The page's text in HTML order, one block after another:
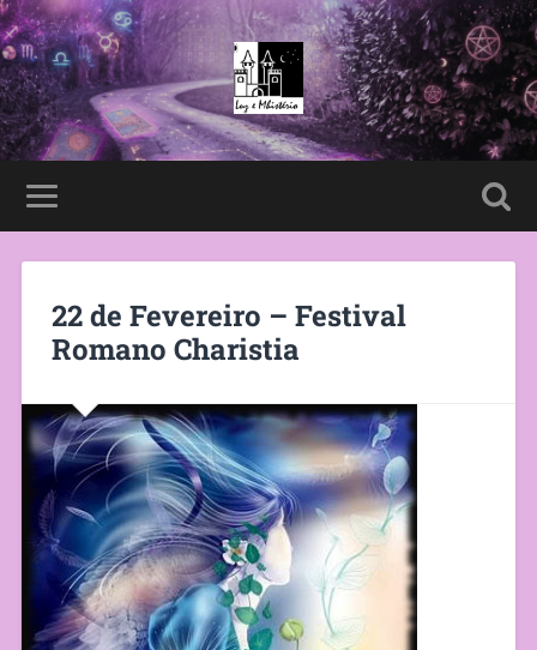
22 de Fevereiro – Festival
Romano Charistia